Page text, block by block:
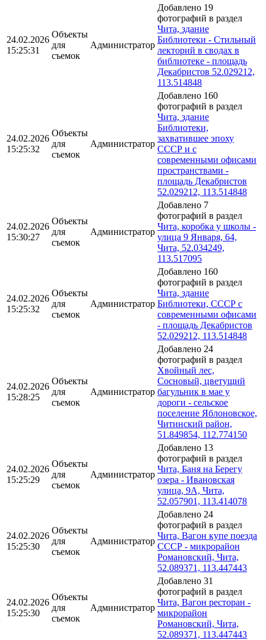
24.02.2026
15:25:31
Объекты
для
съемок
Администратор
Добавлено 19
фотографий в раздел
Чита, здание
Библиотеки - Стильный
лекторий в сводах в
библиотеке - площадь
Декабристов 52.029212,
113.514848
24.02.2026
15:25:32
Объекты
для
съемок
Администратор
Добавлено 160
фотографий в раздел
Чита, здание
Библиотеки,
захватившее эпоху
СССР и с
современными офисами
пространствами -
площадь Декабристов
52.029212, 113.514848
24.02.2026
15:30:27
Объекты
для
съемок
Администратор
Добавлено 7
фотографий в раздел
Чита, коробка у школы -
улица 9 Января, 64,
Чита, 52.034249,
113.517095
24.02.2026
15:25:32
Объекты
для
съемок
Администратор
Добавлено 160
фотографий в раздел
Чита, здание
Библиотеки, СССР с
современными офисами
- площадь Декабристов
52.029212, 113.514848
24.02.2026
15:28:25
Объекты
для
съемок
Администратор
Добавлено 24
фотографий в раздел
Хвойный лес,
Сосновый, цветущий
багульник в мае у
дороги - сельское
поселение Яблоновское,
Читинский район,
51.849854, 112.774150
24.02.2026
15:25:29
Объекты
для
съемок
Администратор
Добавлено 13
фотографий в раздел
Чита, Баня на Берегу
озера - Ивановская
улица, 9А, Чита,
52.057901, 113.414078
24.02.2026
15:25:30
Объекты
для
съемок
Администратор
Добавлено 24
фотографий в раздел
Чита, Вагон купе поезда
СССР - микрорайон
Романовский, Чита,
52.089371, 113.447443
24.02.2026
15:25:30
Объекты
для
съемок
Администратор
Добавлено 31
фотографий в раздел
Чита, Вагон ресторан -
микрорайон
Романовский, Чита,
52.089371, 113.447443